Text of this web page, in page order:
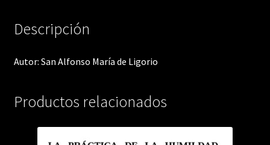
Descripción
Autor: San Alfonso María de Ligorio
Productos relacionados